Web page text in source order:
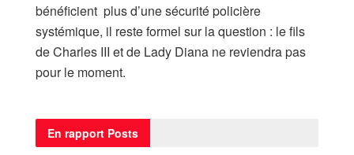
bénéficient plus d’une sécurité policière
systémique, il reste formel sur la question : le fils
de Charles III et de Lady Diana ne reviendra pas
pour le moment.
En rapport Posts